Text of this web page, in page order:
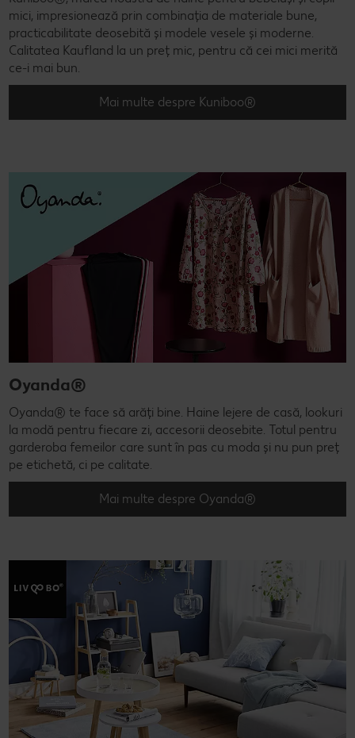
mici, impresionează prin combinația de materiale bune,
practicabilitate deosebită și modele vesele și moderne.
Calitatea Kaufland la un preț mic, pentru că cei mici merită
ce-i mai bun.
Mai multe despre Kuniboo®
Oyanda®
Oyanda® te face să arăți bine. Haine lejere de casă, lookuri
la modă pentru fiecare zi, accesorii deosebite. Totul pentru
garderoba femeilor care sunt în pas cu moda și nu pun preț
pe etichetă, ci pe calitate.
Mai multe despre Oyanda®